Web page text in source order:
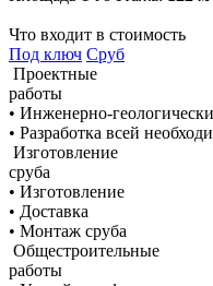
Что входит в стоимость
Под ключ Сруб
Проектные
работы
• Инженерно-
• Разработка всей
Изготовление
сруба
• Изготовление
• Доставка
• Монтаж сруба
Общестроительные
работы